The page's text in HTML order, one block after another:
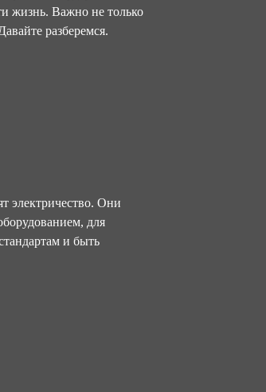
жизнь. Важно не только
разберемся.
электричество. Они
для
и быть